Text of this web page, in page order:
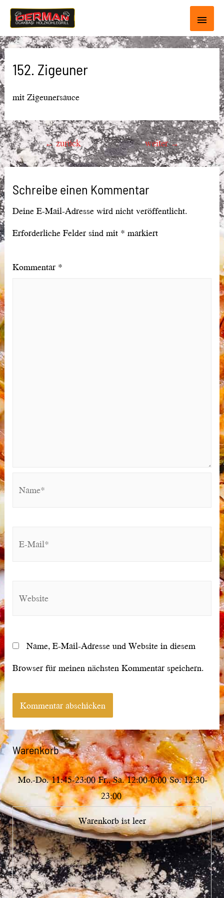
152. Zigeuner
mit Zigeunersauce
Beitragsnavigation
←zurück weiter→
Schreibe einen Kommentar
Deine E-Mail-Adresse wird nicht veröffentlicht.
Erforderliche Felder sind mit * markiert
Kommentar *
Name, E-Mail-Adresse und Website in diesem
Browser für meinen nächsten Kommentar speichern.
Warenkorb
Mo.-Do. 11:45-23:00 Fr., Sa. 12:00-0:00 So. 12:30-
23:00
Warenkorb ist leer